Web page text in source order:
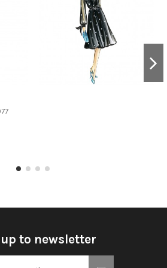
to newsletter